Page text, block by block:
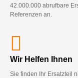
42.000.000 abrufbare
Referenzen an.
Wir Helfen Ihnen
Sie finden Ihr Ersatzteil